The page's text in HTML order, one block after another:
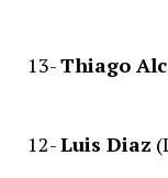
13-Thiago
12-Luis Diaz